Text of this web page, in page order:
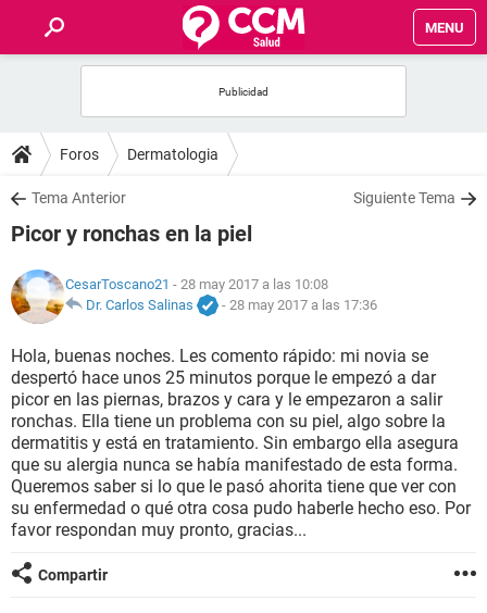
MENU
FOROS
SALUD
FAMILIA
NUTRICIÓN
BIENESTAR
SEXUALIDAD
GLOSARIO
Foros Dermatologia
Tema Anterior Siguiente Tema
Picor y ronchas en la piel
CesarToscano21 - 28 may 2017 a las 10:08
Dr. Carlos Salinas
- 28 may 2017 a las 17:36
Hola, buenas noches. Les comento rápido: mi novia se
despertó hace unos 25 minutos porque le empezó a dar
picor en las piernas, brazos y cara y le empezaron a salir
ronchas. Ella tiene un problema con su piel, algo sobre la
dermatitis y está en tratamiento. Sin embargo ella asegura
que su alergia nunca se había manifestado de esta forma.
Queremos saber si lo que le pasó ahorita tiene que ver con
su enfermedad o qué otra cosa pudo haberle hecho eso. Por
favor respondan muy pronto, gracias...
Compartir